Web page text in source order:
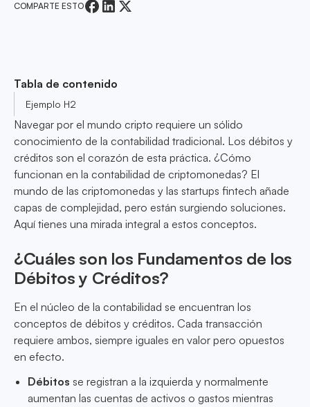
COMPARTE ESTO
Tabla de contenido
Ejemplo H2
Navegar por el mundo cripto requiere un sólido
conocimiento de la contabilidad tradicional. Los débitos y
créditos son el corazón de esta práctica. ¿Cómo
funcionan en la contabilidad de criptomonedas? El
mundo de las criptomonedas y las startups fintech añade
capas de complejidad, pero están surgiendo soluciones.
Aquí tienes una mirada integral a estos conceptos.
¿Cuáles son los Fundamentos de los
Débitos y Créditos?
En el núcleo de la contabilidad se encuentran los
conceptos de débitos y créditos. Cada transacción
requiere ambos, siempre iguales en valor pero opuestos
en efecto.
Débitos se registran a la izquierda y normalmente
aumentan las cuentas de activos o gastos mientras